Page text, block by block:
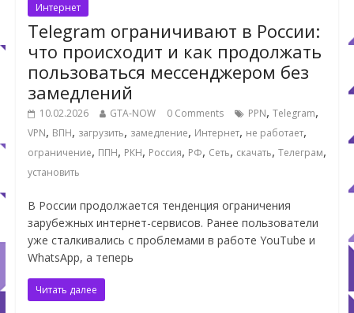
Интернет
Telegram ограничивают в России:
что происходит и как продолжать
пользоваться мессенджером без
замедлений
10.02.2026 GTA-NOW 0 Comments PPN, Telegram,
VPN, ВПН, загрузить, замедление, Интернет, не работает,
ограничение, ППН, РКН, Россия, РФ, Сеть, скачать, Телеграм,
установить
В России продолжается тенденция ограничения
зарубежных интернет-сервисов. Ранее пользователи
уже сталкивались с проблемами в работе YouTube и
WhatsApp, а теперь
Читать далее